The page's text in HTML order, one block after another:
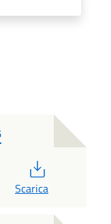
Scarica